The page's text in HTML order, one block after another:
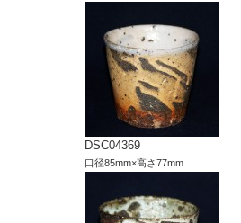
DSC04369
口径85mm×高さ77mm